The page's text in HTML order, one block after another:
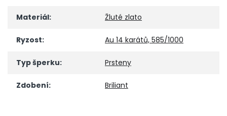
Materiál: Žluté zlato
Ryzost: Au 14 karátů, 585/1000
Typ šperku: Prsteny
Zdobení: Briliant